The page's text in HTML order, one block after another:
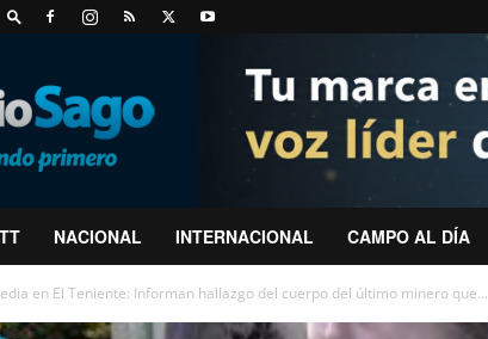
NACIONAL INTERNACIONAL CAMPO AL DÍA
en El Teniente: Informan hallazgo del cuerpo del último minero que...